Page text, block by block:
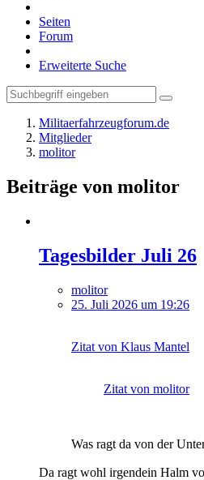
Seiten
Forum
Erweiterte Suche
Militaerfahrzeugforum.de
Mitglieder
molitor
Beiträge von molitor
Tagesbilder Juli 26
molitor
25. Juli 2026 um 19:26
Zitat von Klaus Mantel
Zitat von molitor
Was ragt da von der
Da ragt wohl irgendein Halm